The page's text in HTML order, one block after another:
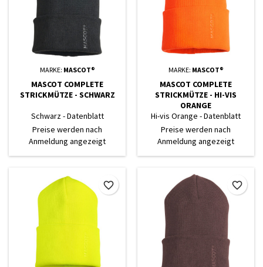
MARKE: MASCOT®
MASCOT COMPLETE
STRICKMÜTZE - SCHWARZ
Schwarz - Datenblatt
Preise werden nach
Anmeldung angezeigt
MARKE: MASCOT®
MASCOT COMPLETE
STRICKMÜTZE - HI-VIS
ORANGE
Hi-vis Orange - Datenblatt
Preise werden nach
Anmeldung angezeigt
favorite_border favorite_border